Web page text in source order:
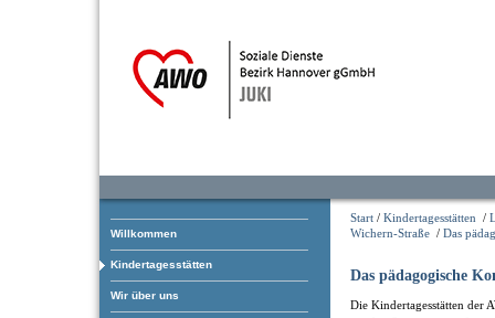
Willkommen
Kindertagesstätten
Wir über uns
Start / Kindertagesstätten /
Wichern-Straße / Das
Das pädagogische
Die Kindertagesstätten der